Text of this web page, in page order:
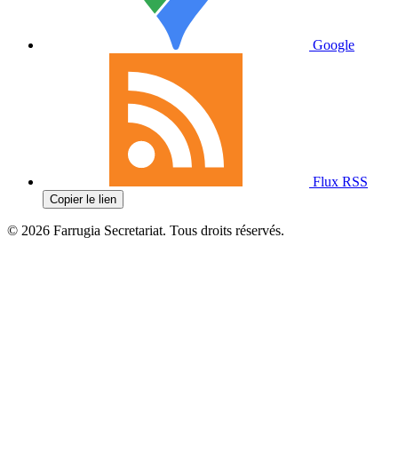
Google
Flux RSS
Copier le lien
© 2026 Farrugia Secretariat. Tous droits réservés.